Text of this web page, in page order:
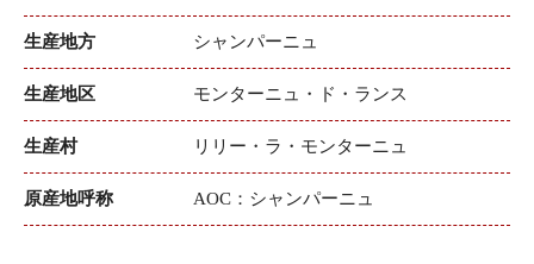
生産地方 シャンパーニュ
生産地区 モンターニュ・ド・ランス
生産村 リリー・ラ・モンターニュ
原産地呼称 AOC：シャンパーニュ